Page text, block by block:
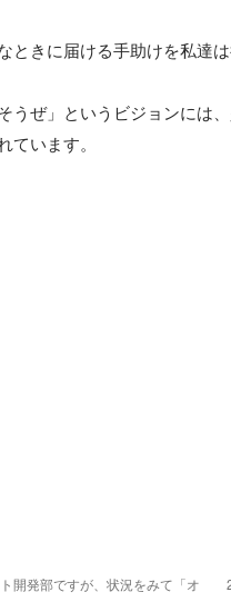
ときに届ける手助けを私達は
うぜ」というビジョンには
ています。
開発部ですが、状況をみて「オ